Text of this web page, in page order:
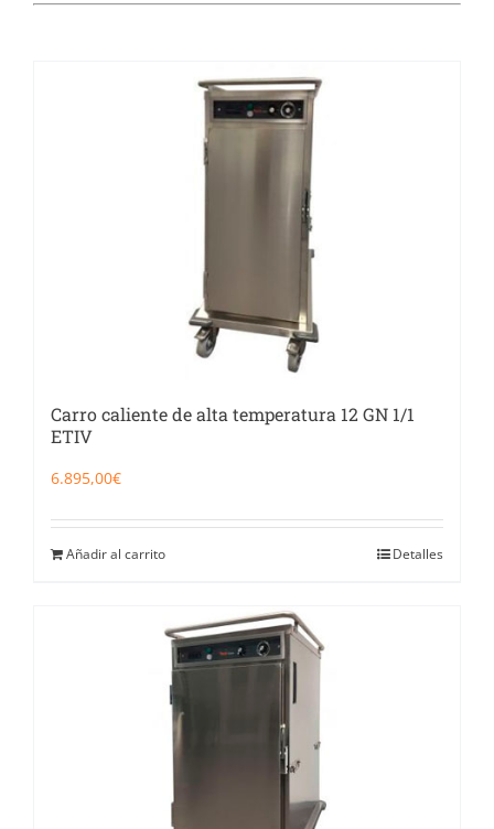
Food Service y Vending
Carro caliente de alta temperatura 12 GN 1/1
ETIV
6.895,00€
Añadir al carrito Detalles